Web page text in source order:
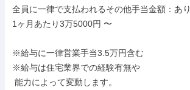
全員に一律で支払われるその他手当金額：あり
1ヶ月あたり3万5000円 〜
※給与に一律営業手当3.5万円含む
※給与は住宅業界での経験有無や